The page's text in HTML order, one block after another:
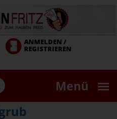
ANMELDEN /
REGISTRIEREN
Menü